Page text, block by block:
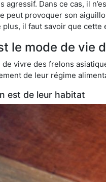
agressif. Dans ce cas, il
peut provoquer son
plus, il faut savoir que
le mode de vie
de vivre des frelons
de leur régime
est de leur habitat